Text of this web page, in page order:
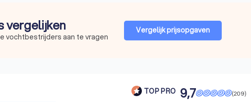
vergelijken
vochtbestrijders aan te vragen
Vergelijk prijsopgaven
TOP PRO (209)
9,7